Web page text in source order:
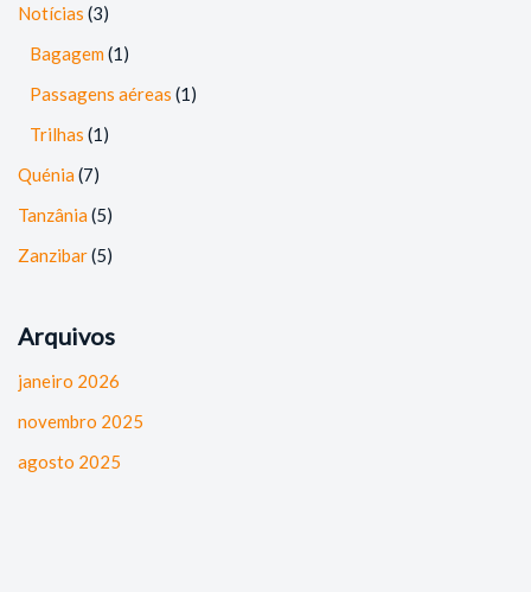
Notícias (3)
Bagagem(1)
Passagens aéreas (1)
Trilhas (1)
Quénia(7)
Tanzânia(5)
Zanzibar(5)
Arquivos
janeiro 2026
novembro 2025
agosto 2025